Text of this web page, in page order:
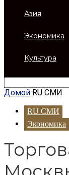
Азия
Экономика
Культура
Домой RU СМИ
RU СМИ
Экономика